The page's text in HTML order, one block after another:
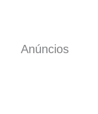
Anúncios